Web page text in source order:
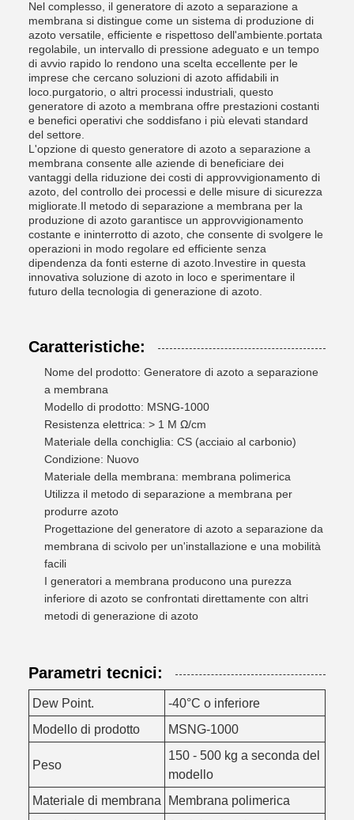
Nel complesso, il generatore di azoto a separazione a
membrana si distingue come un sistema di produzione di
azoto versatile, efficiente e rispettoso dell'ambiente.portata
regolabile, un intervallo di pressione adeguato e un tempo
di avvio rapido lo rendono una scelta eccellente per le
imprese che cercano soluzioni di azoto affidabili in
loco.purgatorio, o altri processi industriali, questo
generatore di azoto a membrana offre prestazioni costanti
e benefici operativi che soddisfano i più elevati standard
del settore.
L'opzione di questo generatore di azoto a separazione a
membrana consente alle aziende di beneficiare dei
vantaggi della riduzione dei costi di approvvigionamento di
azoto, del controllo dei processi e delle misure di sicurezza
migliorate.Il metodo di separazione a membrana per la
produzione di azoto garantisce un approvvigionamento
costante e ininterrotto di azoto, che consente di svolgere le
operazioni in modo regolare ed efficiente senza
dipendenza da fonti esterne di azoto.Investire in questa
innovativa soluzione di azoto in loco e sperimentare il
futuro della tecnologia di generazione di azoto.
Caratteristiche:
Nome del prodotto: Generatore di azoto a separazione
a membrana
Modello di prodotto: MSNG-1000
Resistenza elettrica: > 1 M Ω/cm
Materiale della conchiglia: CS (acciaio al carbonio)
Condizione: Nuovo
Materiale della membrana: membrana polimerica
Utilizza il metodo di separazione a membrana per
produrre azoto
Progettazione del generatore di azoto a separazione da
membrana di scivolo per un'installazione e una mobilità
facili
I generatori a membrana producono una purezza
inferiore di azoto se confrontati direttamente con altri
metodi di generazione di azoto
Parametri tecnici:
Dew Point.
-40°C o inferiore
Modello di prodotto
MSNG-1000
Peso
150 - 500 kg a seconda del
modello
Materiale di membrana
Membrana polimerica